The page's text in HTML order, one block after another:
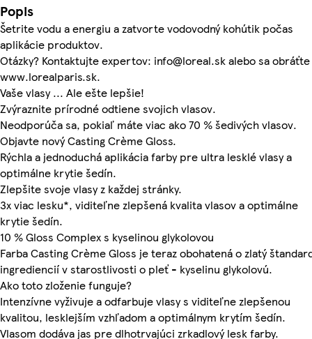
Popis
Šetrite vodu a energiu a zatvorte vodovodný kohútik počas
aplikácie produktov.
Otázky? Kontaktujte expertov: info@loreal.sk alebo sa obráťte
www.lorealparis.sk.
Vaše vlasy ... Ale ešte lepšie!
Zvýraznite prírodné odtiene svojich vlasov.
Neodporúča sa, pokiaľ máte viac ako 70 % šedivých vlasov.
Objavte nový Casting Crème Gloss.
Rýchla a jednoduchá aplikácia farby pre ultra lesklé vlasy a
optimálne krytie šedín.
Zlepšite svoje vlasy z každej stránky.
3x viac lesku*, viditeľne zlepšená kvalita vlasov a optimálne
krytie šedín.
10 % Gloss Complex s kyselinou glykolovou
Farba Casting Crème Gloss je teraz obohatená o zlatý
ingrediencií v starostlivosti o pleť - kyselinu glykolovú.
Ako toto zloženie funguje?
Intenzívne vyživuje a odfarbuje vlasy s viditeľne zlepšenou
kvalitou, lesklejším vzhľadom a optimálnym krytím šedín.
Vlasom dodáva jas pre dlhotrvajúci zrkadlový lesk farby.